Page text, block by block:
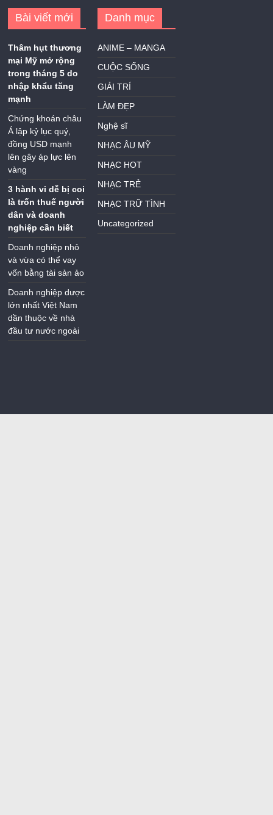
Bài viết mới
Thâm hụt thương
mại Mỹ mở rộng
trong tháng 5 do
nhập khẩu tăng
mạnh
Chứng khoán châu
Á lập kỷ lục quý,
đồng USD mạnh
lên gây áp lực lên
vàng
3 hành vi dễ bị coi
là trốn thuế người
dân và doanh
nghiệp cần biết
Doanh nghiệp nhỏ
và vừa có thể vay
vốn bằng tài sản ảo
Doanh nghiệp dược
lớn nhất Việt Nam
dần thuộc về nhà
đầu tư nước ngoài
Danh mục
ANIME – MANGA
CUỘC SỐNG
GIẢI TRÍ
LÀM ĐẸP
Nghệ sĩ
NHẠC ÂU MỸ
NHẠC HOT
NHẠC TRẺ
NHẠC TRỮ TÌNH
Uncategorized